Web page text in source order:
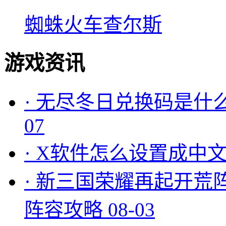
蜘蛛火车查尔斯
游戏资讯
· 无尽冬日兑换码是什
07
· X软件怎么设置成中
· 新三国荣耀再起开荒
阵容攻略 08-03